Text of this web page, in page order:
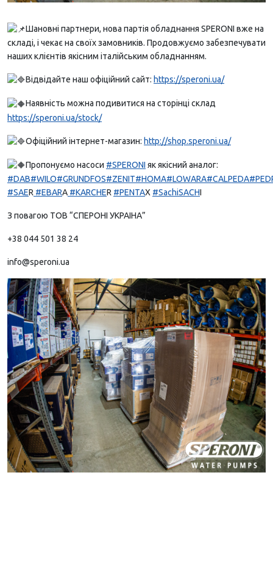
Шановні партнери, нова партія обладнання SPERONI вже на
складі, і чекає на своїх замовників. Продовжуємо забезпечувати
наших клієнтів якісним італійським обладнанням.
Відвідайте наш офіційний сайт: https://speroni.ua/
Наявність можна подивитися на сторінці склад
https://speroni.ua/stock/
Офіційний інтернет-магазин: http://shop.speroni.ua/
Пропонуємо насоси #SPERONI як якісний аналог:
#DAB#WILO#GRUNDFOS#ZENIT#HOMA#LOWARA#CALPEDA
#SAER #EBARA #KARCHER #PENTAX #SachiSACHI
З повагою ТОВ “СПЕРОНІ УКРАІНА”
+38 044 501 38 24
info@speroni.ua